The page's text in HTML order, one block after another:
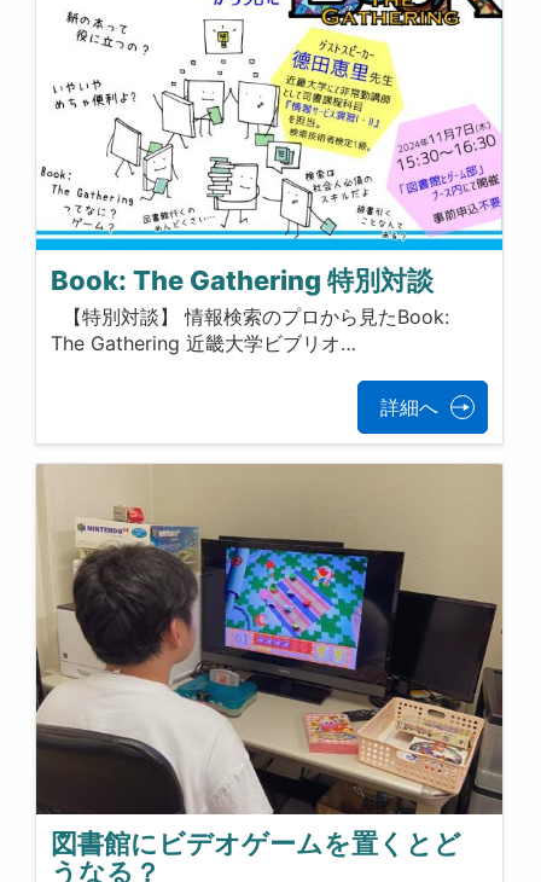
Book: The Gathering 特別対談
【特別対談】 情報検索のプロから見たBook:
The Gathering 近畿大学ビブリオ…
詳細へ
図書館にビデオゲームを置くとど
うなる？